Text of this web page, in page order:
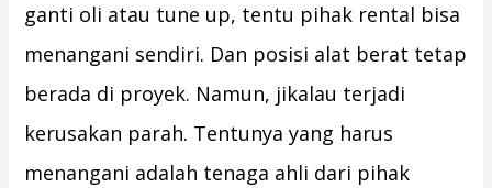
ganti oli atau tune up, tentu pihak rental bisa
menangani sendiri. Dan posisi alat berat tetap
berada di proyek. Namun, jikalau terjadi
kerusakan parah. Tentunya yang harus
menangani adalah tenaga ahli dari pihak